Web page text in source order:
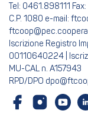
Tel: 0461.898111
C.P. 1080 e-mail:
Iscrizione Registro
00110640224 |
MU-CAL n. A157943
RPD/DPO